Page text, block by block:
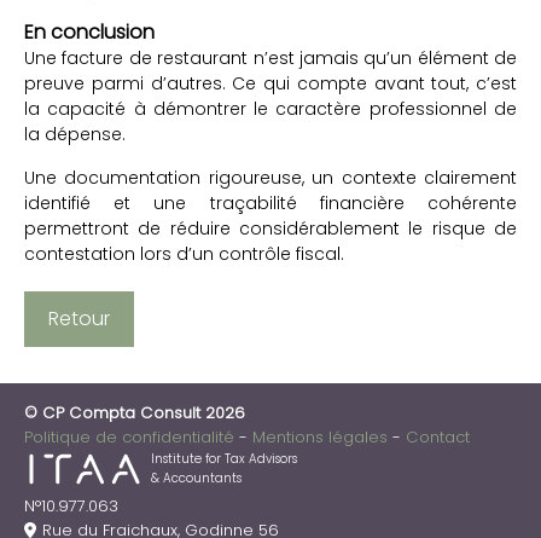
En conclusion
Une facture de restaurant n’est jamais qu’un élément de
preuve parmi d’autres. Ce qui compte avant tout, c’est
la capacité à démontrer le caractère professionnel de
la dépense.
Une documentation rigoureuse, un contexte clairement
identifié et une traçabilité financière cohérente
permettront de réduire considérablement le risque de
contestation lors d’un contrôle fiscal.
Retour
© CP Compta Consult 2026
Politique de confidentialité
Mentions légales Contact
Institute for Tax Advisors
& Accountants
N°10.977.063
Rue du Fraichaux, Godinne 56